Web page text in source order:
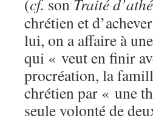
(cf. son Traité
chrétien et
lui, on a affaire à
qui « veut en finir
procréation, la
chrétien par « une
seule volonté de